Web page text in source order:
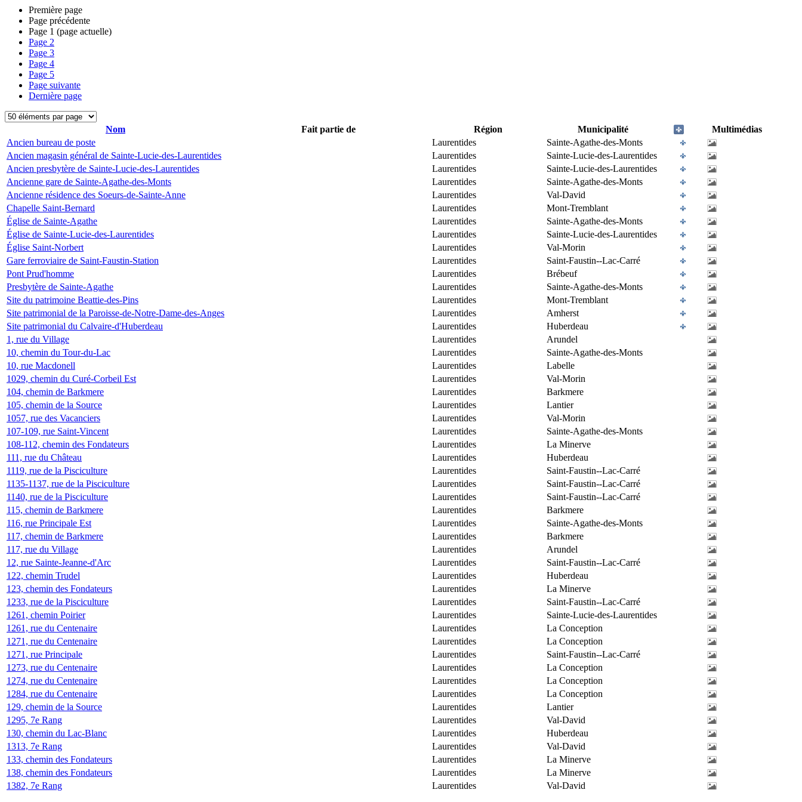
Première page
Page précédente
Page 1 (page actuelle)
Page 2
Page 3
Page 4
Page 5
Page suivante
Dernière page
Nom Fait partie de Région Municipalité
Multimédias
Ancien bureau de poste
Laurentides
Sainte-Agathe-des-Monts
Ancien magasin général de Sainte-Lucie-des-Laurentides
Laurentides
Sainte-Lucie-des-Laurentides
Ancien presbytère de Sainte-Lucie-des-Laurentides
Laurentides
Sainte-Lucie-des-Laurentides
Ancienne gare de Sainte-Agathe-des-Monts
Laurentides
Sainte-Agathe-des-Monts
Ancienne résidence des Soeurs-de-Sainte-Anne
Laurentides
Val-David
Chapelle Saint-Bernard
Laurentides
Mont-Tremblant
Église de Sainte-Agathe
Laurentides
Sainte-Agathe-des-Monts
Église de Sainte-Lucie-des-Laurentides
Laurentides
Sainte-Lucie-des-Laurentides
Église Saint-Norbert
Laurentides
Val-Morin
Gare ferroviaire de Saint-Faustin-Station
Laurentides
Saint-Faustin--Lac-Carré
Pont Prud'homme
Laurentides
Brébeuf
Presbytère de Sainte-Agathe
Laurentides
Sainte-Agathe-des-Monts
Site du patrimoine Beattie-des-Pins
Laurentides
Mont-Tremblant
Site patrimonial de la Paroisse-de-Notre-Dame-des-Anges
Laurentides
Amherst
Site patrimonial du Calvaire-d'Huberdeau
Laurentides
Huberdeau
1, rue du Village
Laurentides
Arundel
10, chemin du Tour-du-Lac
Laurentides
Sainte-Agathe-des-Monts
10, rue Macdonell
Laurentides
Labelle
1029, chemin du Curé-Corbeil Est
Laurentides
Val-Morin
104, chemin de Barkmere
Laurentides
Barkmere
105, chemin de la Source
Laurentides
Lantier
1057, rue des Vacanciers
Laurentides
Val-Morin
107-109, rue Saint-Vincent
Laurentides
Sainte-Agathe-des-Monts
108-112, chemin des Fondateurs
Laurentides
La Minerve
111, rue du Château
Laurentides
Huberdeau
1119, rue de la Pisciculture
Laurentides
Saint-Faustin--Lac-Carré
1135-1137, rue de la Pisciculture
Laurentides
Saint-Faustin--Lac-Carré
1140, rue de la Pisciculture
Laurentides
Saint-Faustin--Lac-Carré
115, chemin de Barkmere
Laurentides
Barkmere
116, rue Principale Est
Laurentides
Sainte-Agathe-des-Monts
117, chemin de Barkmere
Laurentides
Barkmere
117, rue du Village
Laurentides
Arundel
12, rue Sainte-Jeanne-d'Arc
Laurentides
Saint-Faustin--Lac-Carré
122, chemin Trudel
Laurentides
Huberdeau
123, chemin des Fondateurs
Laurentides
La Minerve
1233, rue de la Pisciculture
Laurentides
Saint-Faustin--Lac-Carré
1261, chemin Poirier
Laurentides
Sainte-Lucie-des-Laurentides
1261, rue du Centenaire
Laurentides
La Conception
1271, rue du Centenaire
Laurentides
La Conception
1271, rue Principale
Laurentides
Saint-Faustin--Lac-Carré
1273, rue du Centenaire
Laurentides
La Conception
1274, rue du Centenaire
Laurentides
La Conception
1284, rue du Centenaire
Laurentides
La Conception
129, chemin de la Source
Laurentides
Lantier
1295, 7e Rang
Laurentides
Val-David
130, chemin du Lac-Blanc
Laurentides
Huberdeau
1313, 7e Rang
Laurentides
Val-David
133, chemin des Fondateurs
Laurentides
La Minerve
138, chemin des Fondateurs
Laurentides
La Minerve
1382, 7e Rang
Laurentides Val-David